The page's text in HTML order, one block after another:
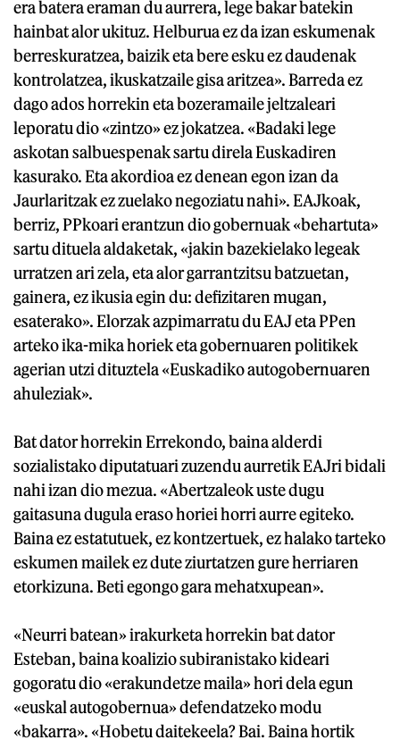
era batera eraman du aurrera, lege bakar batekin
hainbat alor ukituz. Helburua ez da izan eskumenak
berreskuratzea, baizik eta bere esku ez daudenak
kontrolatzea, ikuskatzaile gisa aritzea». Barreda ez
dago ados horrekin eta bozeramaile jeltzaleari
leporatu dio «zintzo» ez jokatzea. «Badaki lege
askotan salbuespenak sartu direla Euskadiren
kasurako. Eta akordioa ez denean egon izan da
Jaurlaritzak ez zuelako negoziatu nahi». EAJkoak,
berriz, PPkoari erantzun dio gobernuak «behartuta»
sartu dituela aldaketak, «jakin bazekielako legeak
urratzen ari zela, eta alor garrantzitsu batzuetan,
gainera, ez ikusia egin du: defizitaren mugan,
esaterako». Elorzak azpimarratu du EAJ eta PPen
arteko ika-mika horiek eta gobernuaren politikek
agerian utzi dituztela «Euskadiko autogobernuaren
ahuleziak».
Bat dator horrekin Errekondo, baina alderdi
sozialistako diputatuari zuzendu aurretik EAJri bidali
nahi izan dio mezua. «Abertzaleok uste dugu
gaitasuna dugula eraso horiei horri aurre egiteko.
Baina ez estatutuek, ez kontzertuek, ez halako tarteko
eskumen mailek ez dute ziurtatzen gure herriaren
etorkizuna. Beti egongo gara mehatxupean».
«Neurri batean» irakurketa horrekin bat dator
Esteban, baina koalizio subiranistako kideari
gogoratu dio «erakundetze maila» hori dela egun
«euskal autogobernua» defendatzeko modu
«bakarra». «Hobetu daitekeela? Bai. Baina hortik